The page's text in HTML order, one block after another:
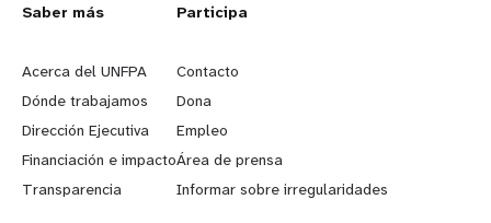
L
e
a
r
n
Saber más
Acerca del UNFPA
Dónde trabajamos
Dirección Ejecutiva
Financiación e impacto
Transparencia
G
o
b
e
y
Participa
Contacto
Dona
Empleo
Área de prensa
Informar sobre irregularidades